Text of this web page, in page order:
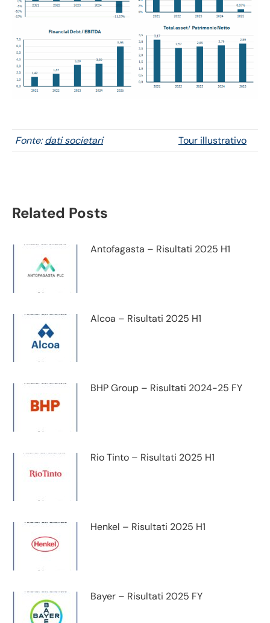
Fonte:dati societari Tour illustrativo
Related Posts
Antofagasta – Risultati 2025 H1
Alcoa – Risultati 2025 H1
BHP Group – Risultati 2024-25 FY
Rio Tinto – Risultati 2025 H1
Henkel – Risultati 2025 H1
Bayer – Risultati 2025 FY